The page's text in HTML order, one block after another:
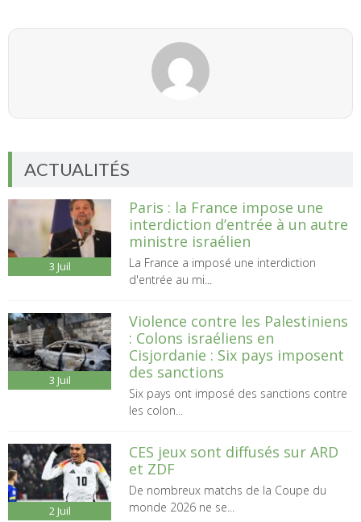
ACTUALITÉS
3 Juil
Paris : la France impose une
interdiction d’entrée à un autre
ministre israélien
La France a imposé une interdiction
d'entrée au mi...
3 Juil
Violence contre les Palestiniens
: Colons israéliens en
Cisjordanie : Six pays imposent
des sanctions
Six pays ont imposé des sanctions contre
les colon...
2 Juil
CES jeux sont diffusés sur ARD
et ZDF
De nombreux matchs de la Coupe du
monde 2026 ne se...